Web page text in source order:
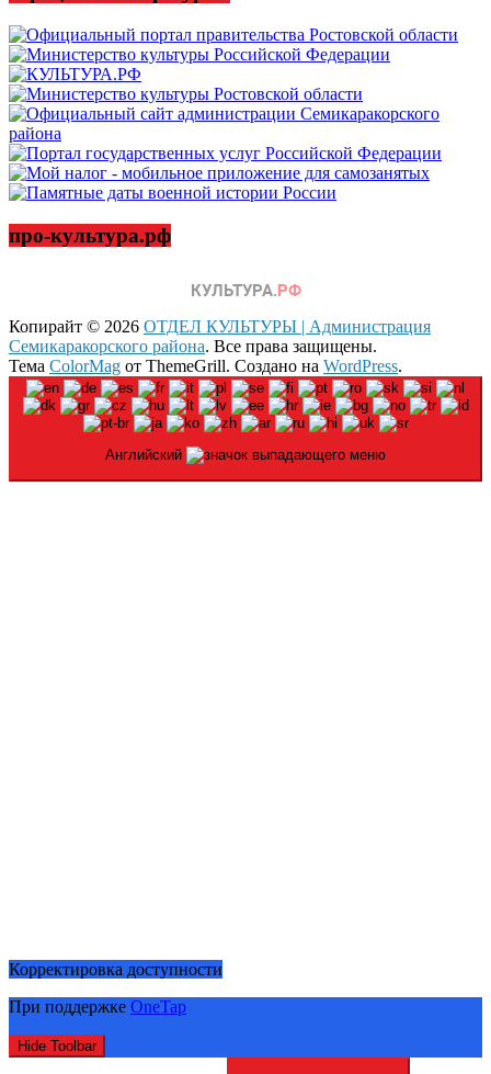
про-культура.рф
Копирайт © 2026 ОТДЕЛ КУЛЬТУРЫ | Администрация
Семикаракорского района. Все права защищены.
Тема ColorMag от ThemeGrill. Создано на WordPress.
Английский
Корректировка доступности
При поддержке OneTap
Hide Toolbar